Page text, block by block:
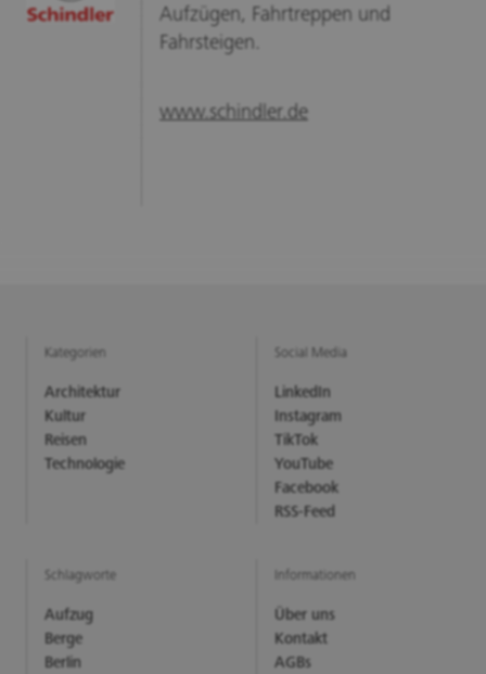
Aufzügen, Fahrtreppen und
Fahrsteigen.
www.schindler.de
Kategorien
Architektur
Kultur
Reisen
Technologie
Schlagworte
Aufzug
Berge
Berlin
Social Media
LinkedIn
Instagram
TikTok
YouTube
Facebook
RSS-Feed
Informationen
Über uns
Kontakt
AGBs